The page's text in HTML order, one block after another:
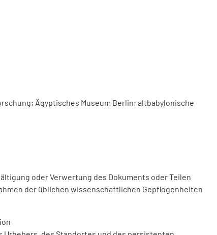
Ägyptisches Museum Berlin; altbabylonische
oder Verwertung des Dokuments oder Teilen
der üblichen wissenschaftlichen Gepflogenheiten